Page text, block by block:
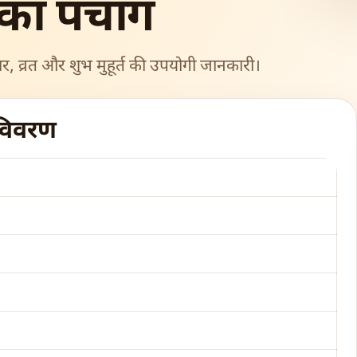
पंचांग
व्रत और शुभ मुहूर्त की उपयोगी जानकारी।